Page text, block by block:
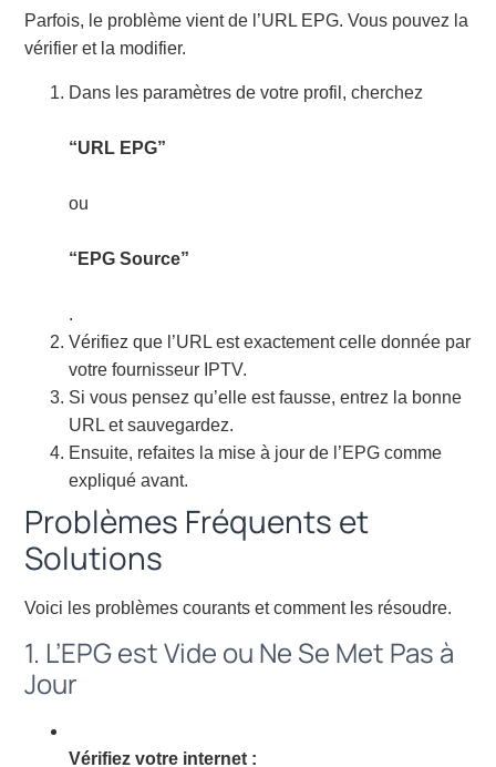
Parfois, le problème vient de l’URL EPG. Vous pouvez la
vérifier et la modifier.
Dans les paramètres de votre profil, cherchez
“URL EPG”
ou
“EPG Source”
.
Vérifiez que l’URL est exactement celle donnée par
votre fournisseur IPTV.
Si vous pensez qu’elle est fausse, entrez la bonne
URL et sauvegardez.
Ensuite, refaites la mise à jour de l’EPG comme
expliqué avant.
Problèmes Fréquents et
Solutions
Voici les problèmes courants et comment les résoudre.
1. L’EPG est Vide ou Ne Se Met Pas à
Jour
Vérifiez votre internet :